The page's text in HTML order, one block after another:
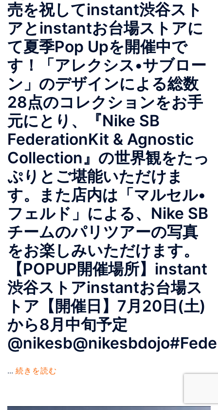
売を祝してinstant渋谷スト
アとinstantお台場ストアに
て夏季Pop Upを開催中で
す！「アレクシス•サブロー
ン」のデザインによる総数
28点のコレクションをお手
元にとり、『Nike SB
FederationKit & Agnostic
Collection』の世界観をたっ
ぷりとご堪能いただけま
す。また店内は「マルセル•
フェルド」による、Nike SB
チームのパリツアーの写真
をお楽しみいただけます。
【POPUP開催場所】instant
渋谷ストアinstantお台場ス
トア【開催日】7月20日(土)
から8月中旬予定
... 続きを読む